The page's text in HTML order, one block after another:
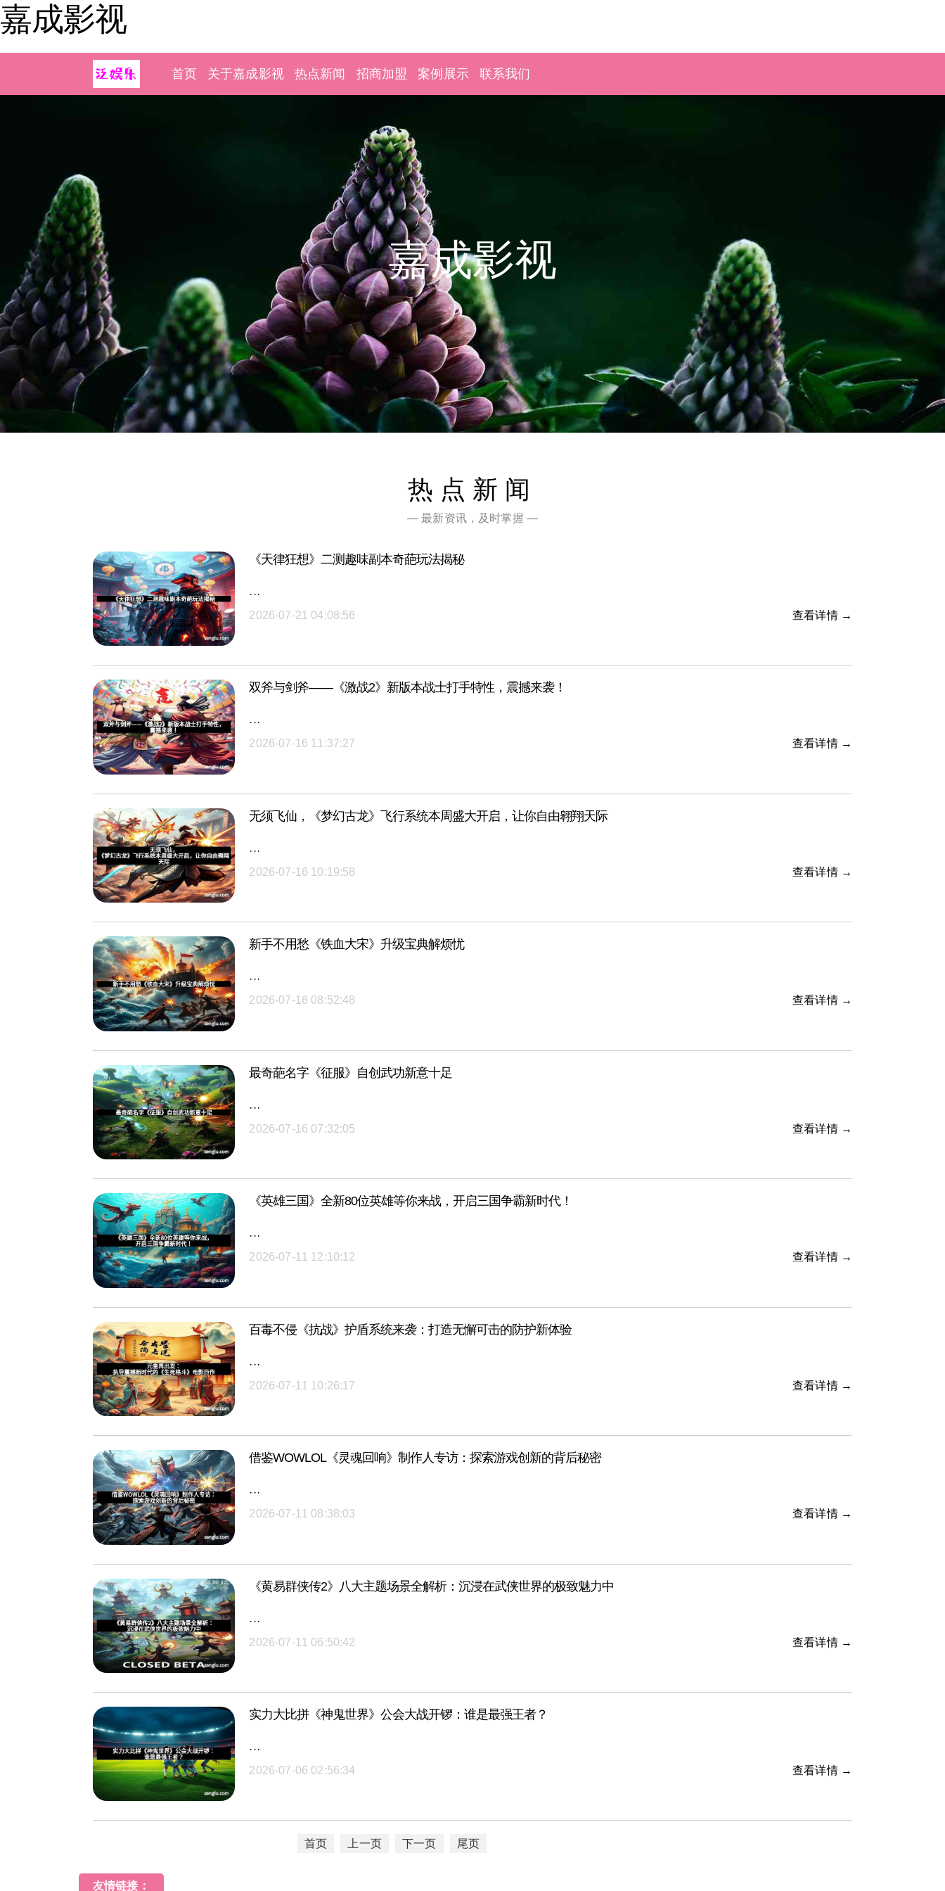
嘉成影视
首页 关于嘉成影视 热点新闻 招商加盟 案例展示 联系我们
嘉成影视
热点新闻
— 最新资讯，及时掌握 —
《天律狂想》二测趣味副本奇葩玩法揭秘
···
2026-07-21 04:08:56
查看详情 →
双斧与剑斧——《激战2》新版本战士打手特性，震撼来袭！
···
2026-07-16 11:37:27
查看详情 →
无须飞仙，《梦幻古龙》飞行系统本周盛大开启，让你自由翱翔天际
···
2026-07-16 10:19:58
查看详情 →
新手不用愁《铁血大宋》升级宝典解烦忧
···
2026-07-16 08:52:48
查看详情 →
最奇葩名字《征服》自创武功新意十足
···
2026-07-16 07:32:05
查看详情 →
《英雄三国》全新80位英雄等你来战，开启三国争霸新时代！
···
2026-07-11 12:10:12
查看详情 →
百毒不侵《抗战》护盾系统来袭：打造无懈可击的防护新体验
···
2026-07-11 10:26:17
查看详情 →
借鉴WOWLOL《灵魂回响》制作人专访：探索游戏创新的背后秘密
···
2026-07-11 08:38:03
查看详情 →
《黄易群侠传2》八大主题场景全解析：沉浸在武侠世界的极致魅力中
···
2026-07-11 06:50:42
查看详情 →
实力大比拼《神鬼世界》公会大战开锣：谁是最强王者？
···
2026-07-06 02:56:34
查看详情 →
首页 上一页 下一页 尾页
友情链接：